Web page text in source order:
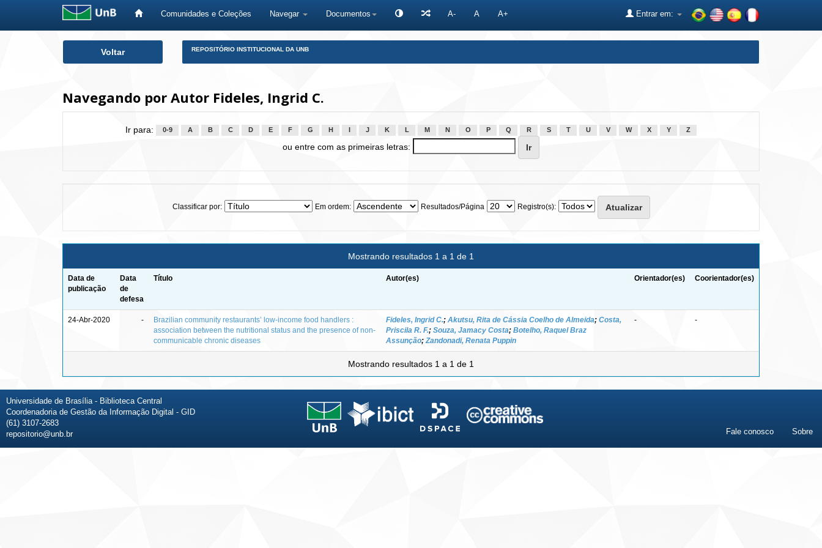
Comunidades e Coleções Navegar Documentos A- A A+ Entrar em:
Voltar REPOSITÓRIO INSTITUCIONAL DA UNB
Navegando por Autor Fideles, Ingrid C.
Ir para: 0-9 A B C D E F G H J K L M N O P Q R S T U V W X Y Z
ou entre com as primeiras letras:
Classificar por: Em ordem: Resultados/Página Registro(s):
Mostrando resultados 1 a 1 de 1
Data de
publicação
Data
de
defesa
Título Autor(es) Orientador(es) Coorientador(es)
24-Abr-2020 -
Brazilian community restaurants’ low-income food handlers :
association between the nutritional status and the presence of non-
communicable chronic diseases
Fideles, Ingrid C.; Akutsu, Rita de Cássia Coelho de Almeida; Costa,
Priscila R. F.; Souza, Jamacy Costa; Botelho, Raquel Braz
Assunção; Zandonadi, Renata Puppin
- -
Mostrando resultados 1 a 1 de 1
Universidade de Brasília - Biblioteca Central
Coordenadoria de Gestão da Informação Digital - GID
(61) 3107-2683
repositorio@unb.br
Fale conosco Sobre